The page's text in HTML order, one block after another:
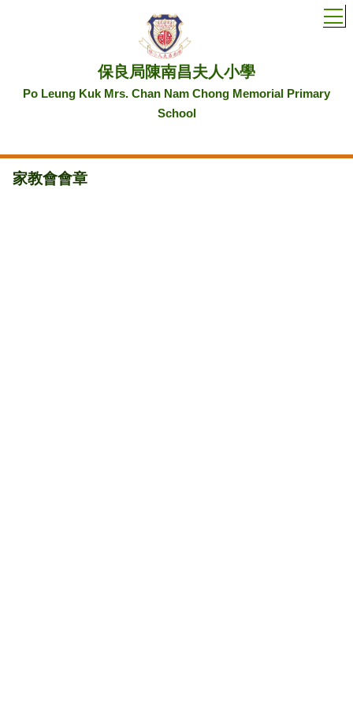
保良局陳南昌夫人小學
Po Leung Kuk Mrs. Chan Nam Chong Memorial Primary
School
家教會會章